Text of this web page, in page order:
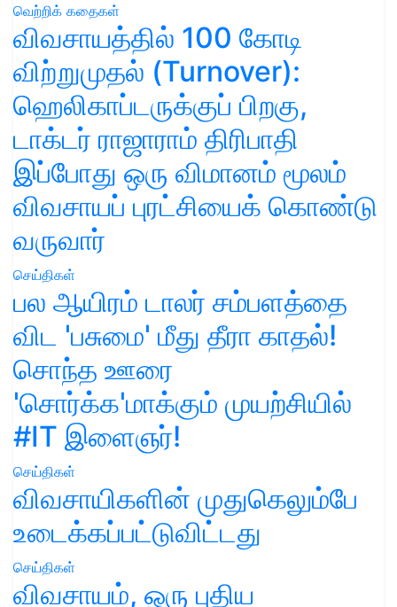
வெற்றிக் கதைகள்
விவசாயத்தில் 100 கோடி
விற்றுமுதல் (Turnover):
ஹெலிகாப்டருக்குப் பிறகு,
டாக்டர் ராஜாராம் திரிபாதி
இப்போது ஒரு விமானம் மூலம்
விவசாயப் புரட்சியைக் கொண்டு
வருவார்
செய்திகள்
பல ஆயிரம் டாலர் சம்பளத்தை
விட 'பசுமை' மீது தீரா காதல்!
சொந்த ஊரை
'சொர்க்க'மாக்கும் முயற்சியில்
#IT இளைஞர்!
செய்திகள்
விவசாயிகளின் முதுகெலும்பே
உடைக்கப்பட்டுவிட்டது
செய்திகள்
விவசாயம், ஒரு புதிய